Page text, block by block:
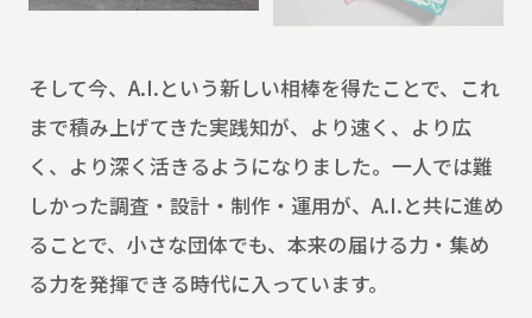
そして今、A.I.という新しい相棒を得たことで、これ
まで積み上げてきた実践知が、より速く、より広
く、より深く活きるようになりました。一人では難
しかった調査・設計・制作・運用が、A.I.と共に進め
ることで、小さな団体でも、本来の届ける力・集め
る力を発揮できる時代に入っています。